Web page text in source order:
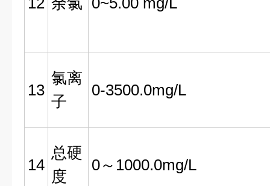
13
氯离
子
0-3500.0mg/L
14
总硬
度
0～1000.0mg/L